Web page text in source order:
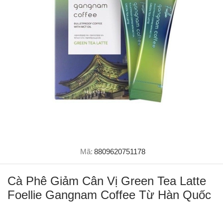
Mã: 8809620751178
Cà Phê Giảm Cân Vị Green Tea Latte
Foellie Gangnam Coffee Từ Hàn Quốc